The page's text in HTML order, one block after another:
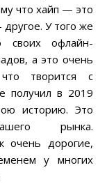
что хайп — это
У того же
своих офлайн-
а это очень
что творится с
получил в 2019
историю. Это
рынка.
очень дорогие,
у многих